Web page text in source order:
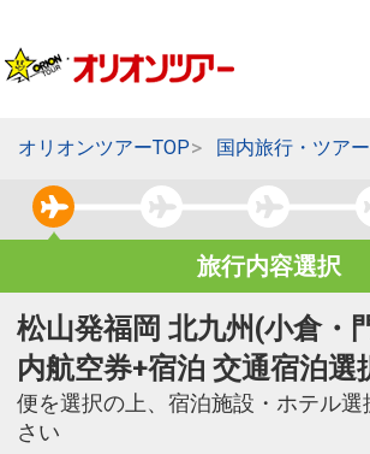
オリオンツアーTOP 国内旅行・ツアー
旅行内容選択
松山発福岡 北九州(小倉・
内航空券+宿泊 交通宿泊選
便を選択の上、宿泊施設・ホテル
さい